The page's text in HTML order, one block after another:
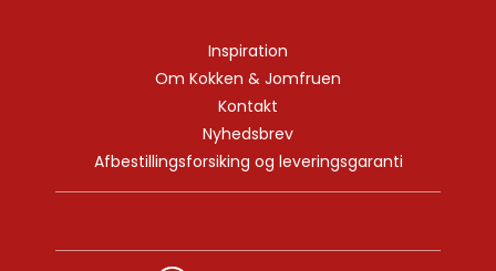
Inspiration
Om Kokken & Jomfruen
Kontakt
Nyhedsbrev
Afbestillingsforsiking og leveringsgaranti